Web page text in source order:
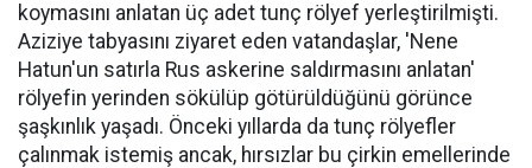
koymasını anlatan üç adet tunç rölyef yerleştirilmişti.
Aziziye tabyasını ziyaret eden vatandaşlar, 'Nene
Hatun'un satırla Rus askerine saldırmasını anlatan'
rölyefin yerinden sökülüp götürüldüğünü görünce
şaşkınlık yaşadı. Önceki yıllarda da tunç rölyefler
çalınmak istemiş ancak, hırsızlar bu çirkin emellerinde